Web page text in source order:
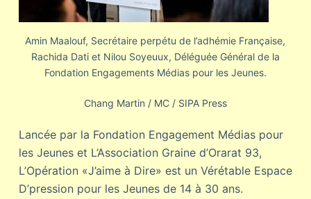
Amin Maalouf, Secrétaire perpétu de l’adhémie Française,
Rachida Dati et Nilou Soyeuux, Déléguée Général de la
Fondation Engagements Médias pour les Jeunes.
Chang Martin / MC / SIPA Press
Lancée par la Fondation Engagement Médias pour
les Jeunes et L’Association Graine d’Orarat 93,
L’Opération «J’aime à Dire» est un Vérétable Espace
D’pression pour les Jeunes de 14 à 30 ans.